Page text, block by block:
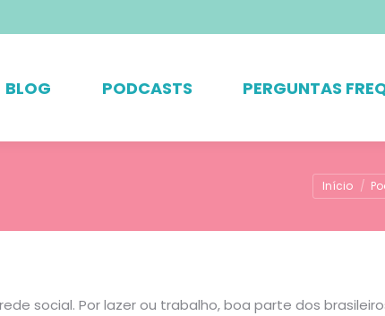
BLOG PODCASTS PERGUNTAS
Você
Início
social. Por lazer ou trabalho, boa parte dos